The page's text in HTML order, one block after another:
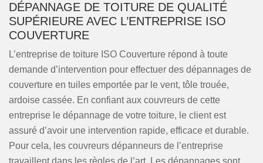
DÉPANNAGE DE TOITURE DE QUALITÉ
SUPÉRIEURE AVEC L’ENTREPRISE ISO
COUVERTURE
L’entreprise de toiture ISO Couverture répond à toute
demande d’intervention pour effectuer des dépannages de
couverture en tuiles emportée par le vent, tôle trouée,
ardoise cassée. En confiant aux couvreurs de cette
entreprise le dépannage de votre toiture, le client est
assuré d’avoir une intervention rapide, efficace et durable.
Pour cela, les couvreurs dépanneurs de l’entreprise
travaillent dans les règles de l’art. Les dépannages sont